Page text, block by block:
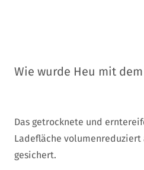
Wie wurde Heu mit
Das getrocknete und
Ladefläche
gesichert.